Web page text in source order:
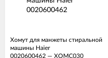
Хомут для манжеты стиральной
машины Haier
0020600462 — ХОМС030